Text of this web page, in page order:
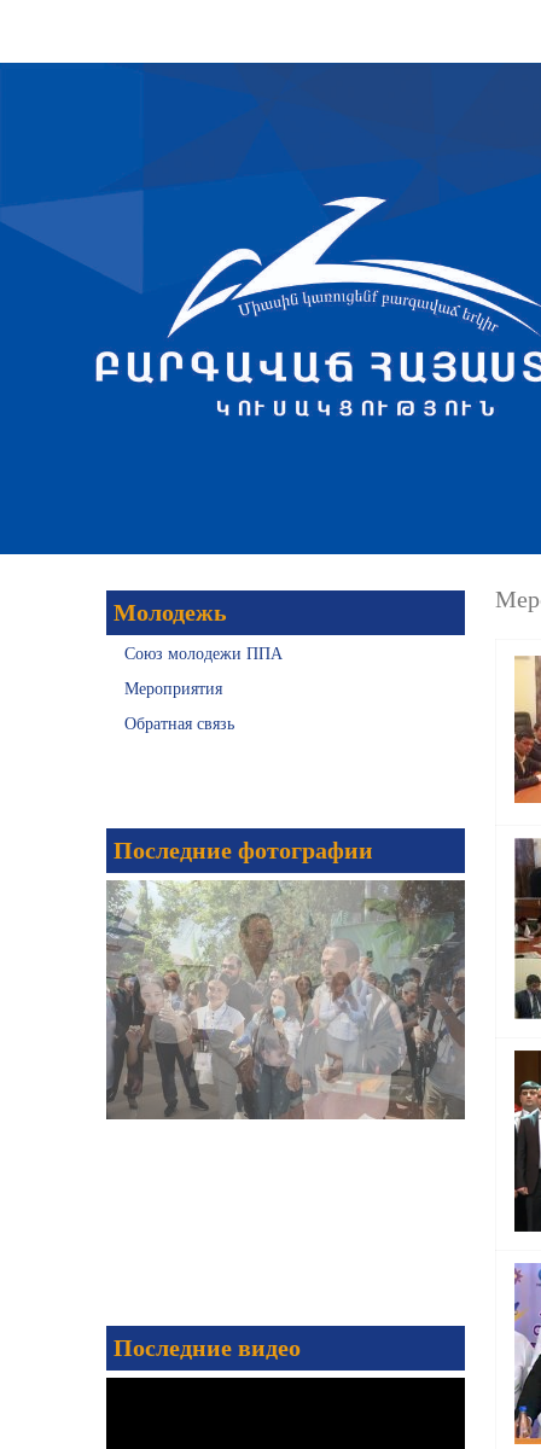
Молодежь
Союз молодежи ППА
Мероприятия
Обратная связь
Последние фотографии
Последние видео